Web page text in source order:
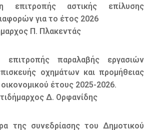
επιτροπής αστικής επίλυσης
για το έτος 2026
Π. Πλακεντάς
επιτροπής παραλαβής εργασιών
οχημάτων και προμήθειας
έτους 2025-2026.
Δ. Ορφανίδης
της συνεδρίασης του Δημοτικού